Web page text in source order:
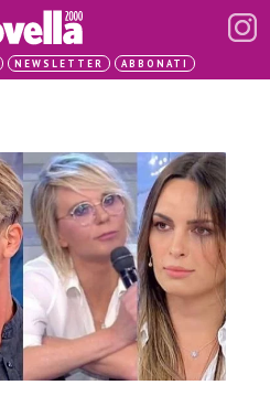
NEWSLETTER ABBONATI